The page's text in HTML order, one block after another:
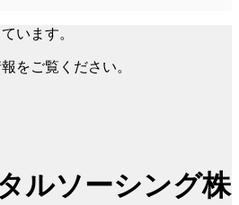
います。
をご覧ください。
ルソーシング株